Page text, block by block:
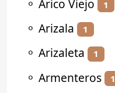
⚬ Arico Viejo 1
⚬ Arizala 1
⚬ Arizaleta 1
⚬ Armenteros 1